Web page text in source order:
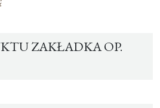
ZAKŁADKA OP.